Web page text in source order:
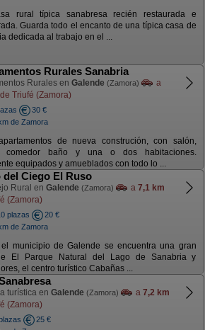
rural típica sanabresa recién restaurada e
Guarda todo el encanto de una típica casa de
dedicada al trabajo en el ...
Rurales Sanabria
Rurales en Galende (Zamora)
a
de Triufé (Zamora)
30 €
de Zamora
de nueva construción, con salón,
comedor baño y una o dos habitaciones.
equipados y amueblados con todo lo ...
del Ciego El Ruso
Rural en Galende (Zamora) a 7,1 km
(Zamora)
plazas
20 €
de Zamora
el municipio de Galende se encuentra una gran
El Parque Natural del Lago de Sanabria y
el centro turístico Cabañas ...
turística en Galende (Zamora) a 7,2 km
(Zamora)
25 €